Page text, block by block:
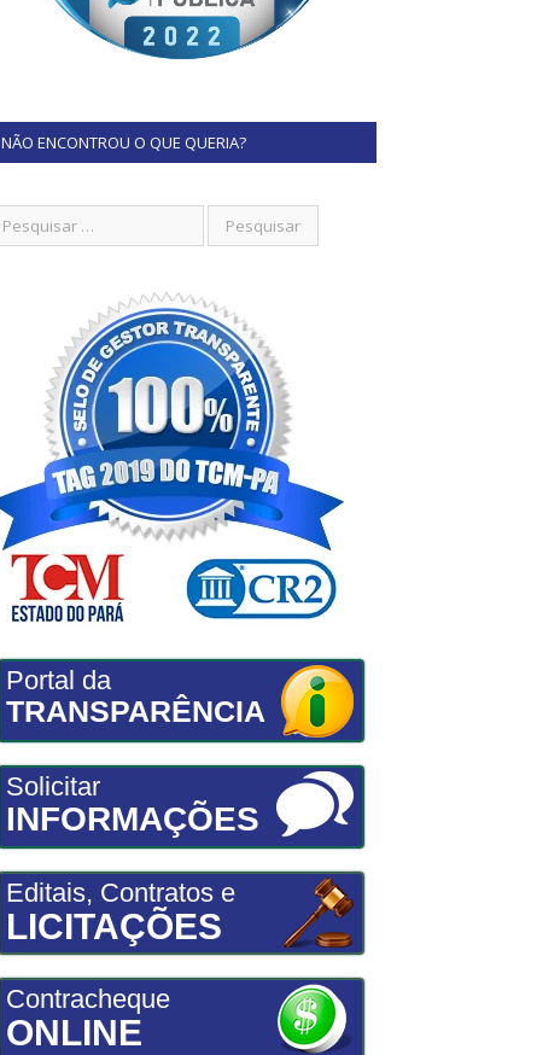
NÃO ENCONTROU O QUE QUERIA?
Portal da
TRANSPARÊNCIA
Solicitar
INFORMAÇÕES
Editais, Contratos e
LICITAÇÕES
Contracheque
ONLINE